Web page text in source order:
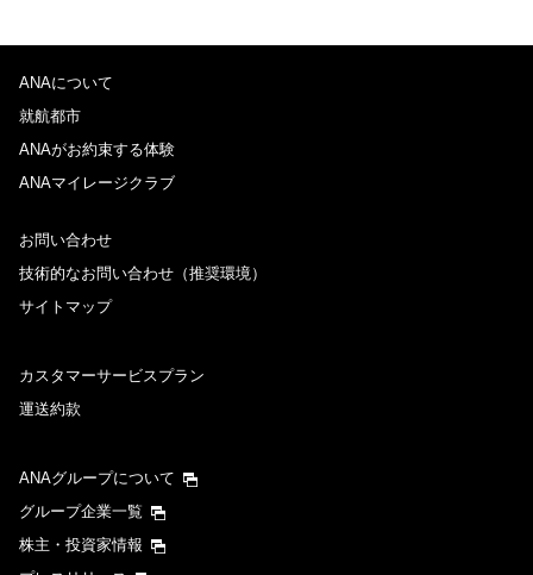
ANAについて
就航都市
ANAがお約束する体験
ANAマイレージクラブ
お問い合わせ
技術的なお問い合わせ（推奨環境）
サイトマップ
カスタマーサービスプラン
運送約款
ANAグループについて
グループ企業一覧
株主・投資家情報